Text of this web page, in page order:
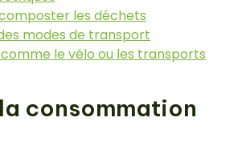
les déchets
modes de transport
le vélo ou les transports
consommation